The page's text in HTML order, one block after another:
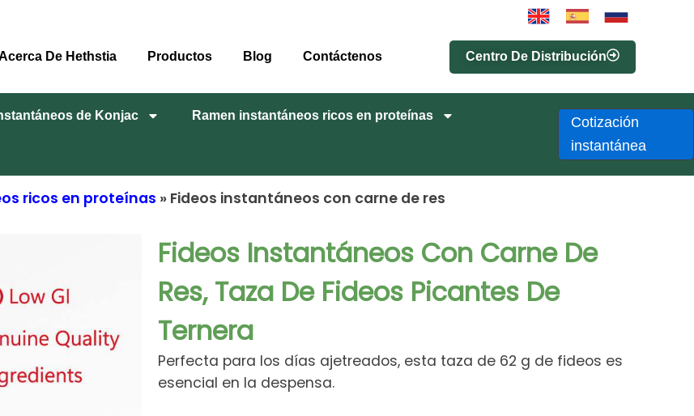
De Hethstia Productos Blog Contáctenos Centro De Distribución
de Konjac Ramen instantáneos ricos en proteínas
Cotización
instantánea
ricos en proteínas » Fideos instantáneos con carne de res
Fideos Instantáneos Con Carne De
Res, Taza De Fideos Picantes De
Ternera
Perfecta para los días ajetreados, esta taza de 62 g de fideos es
esencial en la despensa.